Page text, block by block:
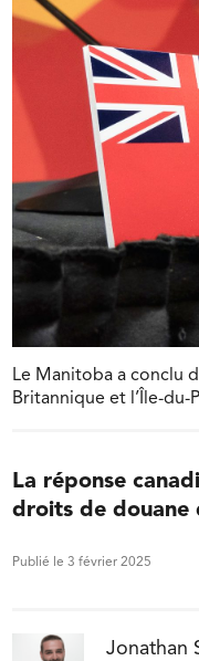
Le Manitoba a conclu
Britannique et l’Île-
La réponse
droits de douane
Publié le 3 février 2025
Jonathan